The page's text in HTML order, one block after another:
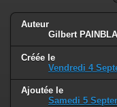
Auteur
Gilbert
Créée le
Vendredi 4
Ajoutée le
Samedi 5